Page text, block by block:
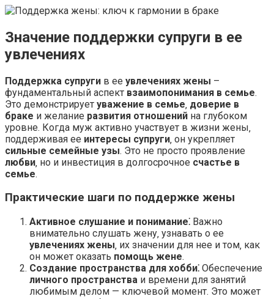
Значение поддержки супруги в ее
увлечениях
Поддержка супруги в ее увлечениях жены –
фундаментальный аспект взаимопонимания в семье.
Это демонстрирует уважение в семье доверие в
браке и желание развития отношений на глубоком
уровне. Когда муж активно участвует в жизни жены‚
поддерживая ее интересы супруги ‚ он укрепляет
сильные семейные узы. Это не просто проявление
любви ‚ но и инвестиция в долгосрочное счастье в
семье.
Практические шаги по поддержке жены
Активное слушание и понимание⁚ Важно
внимательно слушать жену‚ узнавать о ее
увлечениях жены‚ их значении для нее и том‚ как
он может оказать помощь жене.
Создание пространства для хобби⁚ Обеспечение
личного пространства и времени для занятий
любимым делом — ключевой момент. Это может